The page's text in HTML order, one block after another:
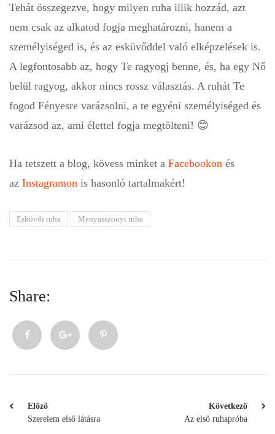
Tehát összegezve, hogy milyen ruha illik hozzád, azt
nem csak az alkatod fogja meghatározni, hanem a
személyiséged is, és az esküvőddel való elképzelések is.
A legfontosabb az, hogy Te ragyogj benne, és, ha egy Nő
belül ragyog, akkor nincs rossz választás. A ruhát Te
fogod Fényesre varázsolni, a te egyéni személyiséged és
varázsod az, ami élettel fogja megtölteni! 😊
Ha tetszett a blog, kövess minket a Facebookon és
az Instagramon is hasonló tartalmakért!
Esküvői ruha Menyasszonyi ruha
Share:
Előző
Szerelem első látásra
Következő
Az első ruhapróba